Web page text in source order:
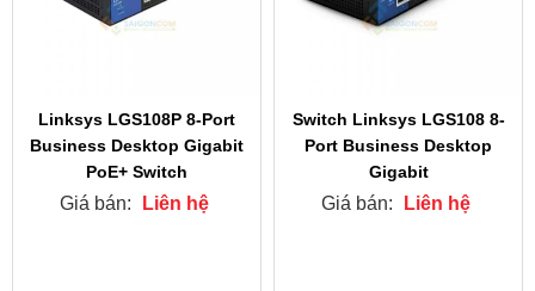
Linksys LGS108P 8-Port
Business Desktop Gigabit
PoE+ Switch
Giá bán: Liên hệ
Switch Linksys LGS108 8-
Port Business Desktop
Gigabit
Giá bán: Liên hệ